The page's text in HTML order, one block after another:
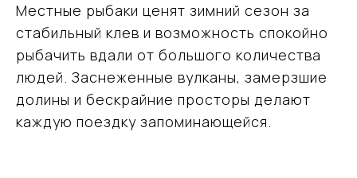
Местные рыбаки ценят зимний сезон за
стабильный клев и возможность спокойно
рыбачить вдали от большого количества
людей. Заснеженные вулканы, замерзшие
долины и бескрайние просторы делают
каждую поездку запоминающейся.